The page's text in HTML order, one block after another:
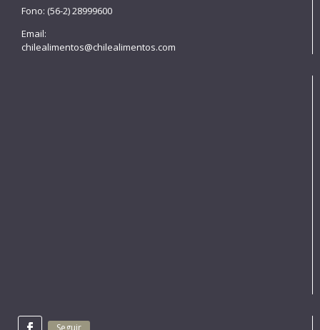
Fono: (56-2) 28999600
Email:
chilealimentos@chilealimentos.com
Seguir